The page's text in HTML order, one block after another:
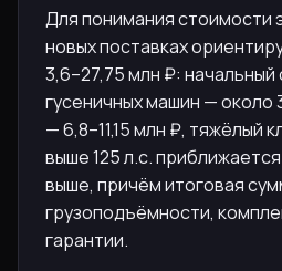
Для понимания стоимости
новых поставках
3,6–27,75 млн ₽: начальный
гусеничных машин — около
— 6,8–11,15 млн ₽, тяжёлый
выше 125 л.с.
выше, причём итоговая
грузоподъёмности,
гарантии.